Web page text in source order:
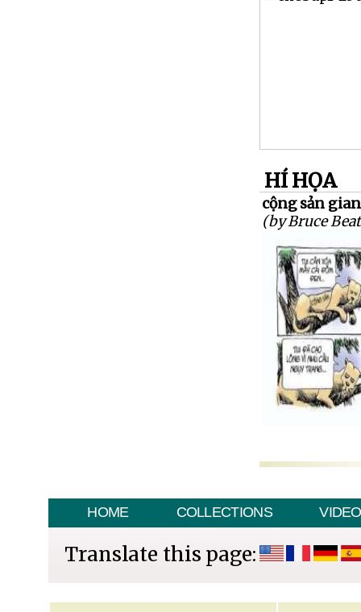
HÍ HỌA
cộng sản
(by Bruce
HOME COLLECTIONS VIDEO
Translate this page: